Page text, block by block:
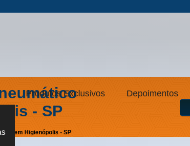
Produtos Exclusivos Depoimentos
- SP
em Higienópolis - SP